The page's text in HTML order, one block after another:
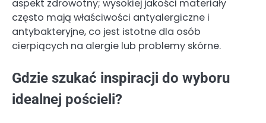
aspekt zdrowotny; wysokiej jakości materiały
często mają właściwości antyalergiczne i
antybakteryjne, co jest istotne dla osób
cierpiących na alergie lub problemy skórne.
Gdzie szukać inspiracji do wyboru
idealnej pościeli?